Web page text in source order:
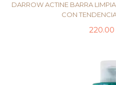
DARROW ACTINE BARRA
CON
220.00